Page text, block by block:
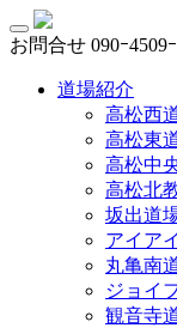
お問合せ 090ｰ4509
道場紹介
高松西
高松東
高松中
高松北
坂出道
アイア
丸亀南
ジョイ
観音寺